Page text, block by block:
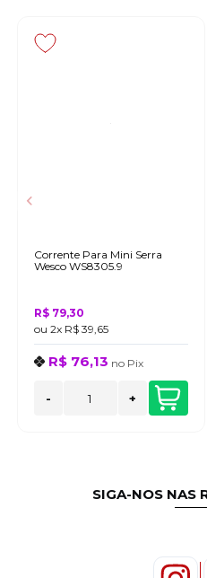
Corrente Para Mini Serra
Wesco WS8305.9
R$ 79,30
ou 2x R$ 39,65
R$ 76,13 no Pix
- +
SIGA-NOS NAS